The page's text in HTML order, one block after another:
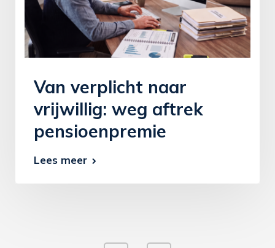
Van verplicht naar
vrijwillig: weg aftrek
pensioenpremie
Lees meer